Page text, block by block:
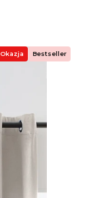
Okazja Bestseller